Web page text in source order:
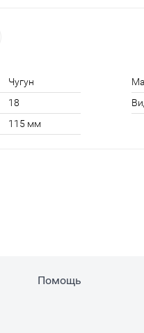
Чугун
18
115 мм
Помощь